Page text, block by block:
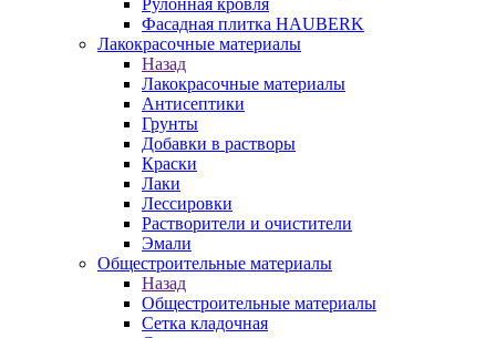
Фасадная плитка HAUBERK
Лакокрасочные материалы
Назад
Лакокрасочные материалы
Антисептики
Грунты
Добавки в растворы
Краски
Лаки
Лессировки
Растворители и очистители
Эмали
Общестроительные материалы
Назад
Общестроительные материалы
Сетка кладочная